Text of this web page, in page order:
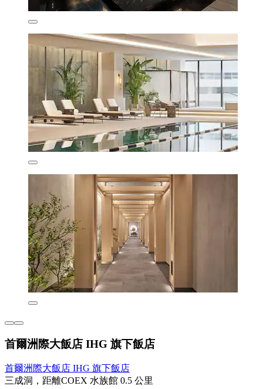
首爾洲際大飯店 IHG 旗下飯店
首爾洲際大飯店 IHG 旗下飯店
三成洞，距離COEX 水族館 0.5 公里